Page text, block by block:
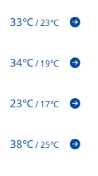
33°C/23°C
34°C/19°C
23°C/17°C
38°C/25°C